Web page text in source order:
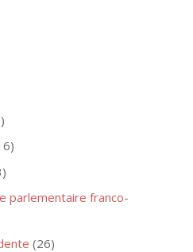
parlementaire franco-
(26)